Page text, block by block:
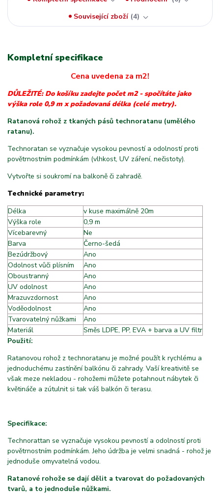
Související zboží 4
Kompletní specifikace
Cena uvedena za m2!
DŮLEŽITÉ: Do košíku zadejte počet m2 - spočítáte jako
výška role 0,9 m x požadovaná délka (celé metry).
Ratanová rohož z tkaných pásů technoratanu (umělého
ratanu).
Technoratan se vyznačuje vysokou pevností a odolností proti
povětrnostním podmínkám (vlhkost, UV záření, nečistoty).
Vytvořte si soukromí na balkoně či zahradě.
Technické parametry:
Délka
v kuse maximálně 20m
Výška role
0,9 m
Vícebarevný
Ne
Barva
Černo-šedá
Bezúdržbový
Ano
Odolnost vůči plísním
Ano
Oboustranný
Ano
UV odolnost
Ano
Mrazuvzdornost
Ano
Voděodolnost
Ano
Tvarovatelný nůžkami
Ano
Materiál
Směs LDPE, PP, EVA + barva a UV filtr
Použití:
Ratanovou rohož z technoratanu je možné použít k rychlému a
jednoduchému zastínění balkónu či zahrady. Vaší kreativitě se
však meze nekladou - rohožemi můžete potahnout nábytek či
květináče a zútulnit si tak váš balkón či terasu.
Specifikace:
Technorattan se vyznačuje vysokou pevností a odolností proti
povětrnostním podmínkám. Jeho údržba je velmi snadná - rohož je
jednoduše omyvatelná vodou.
Ratanové rohože se dají dělit a tvarovat do požadovaných
tvarů, a to jednoduše nůžkami.